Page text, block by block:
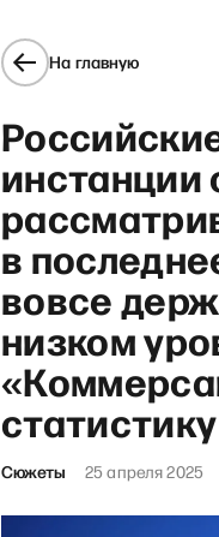
На главную
в
вовсе
низком
статистику
Сюжеты 25 апреля 2025
Breakfast